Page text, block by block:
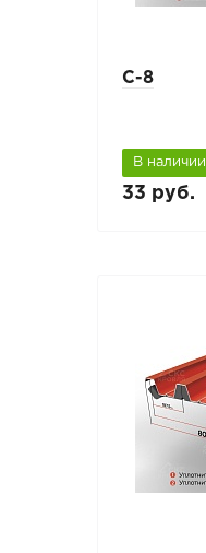
С-8
В наличии
33 руб.